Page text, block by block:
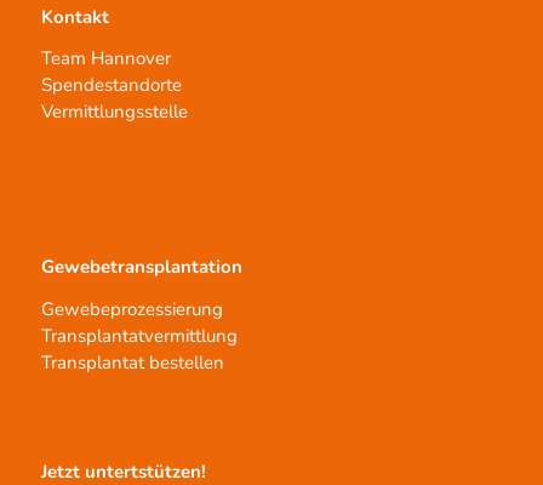
Kontakt
Team Hannover
Spendestandorte
Vermittlungsstelle
Gewebetransplantation
Gewebeprozessierung
Transplantatvermittlung
Transplantat bestellen
Jetzt untertstützen!